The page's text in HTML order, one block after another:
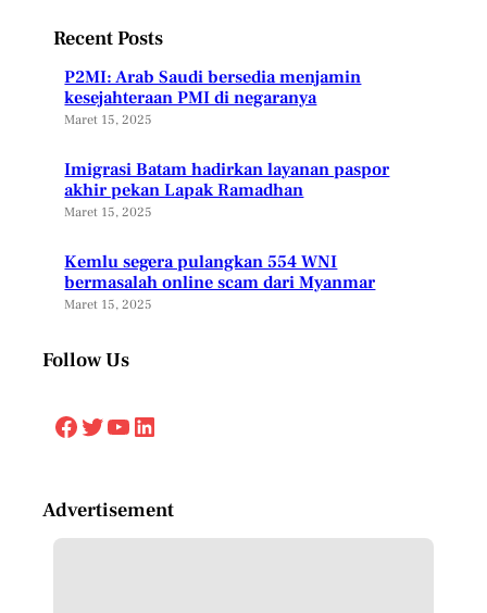
Recent Posts
P2MI: Arab Saudi bersedia menjamin
kesejahteraan PMI di negaranya
Maret 15, 2025
Imigrasi Batam hadirkan layanan paspor
akhir pekan Lapak Ramadhan
Maret 15, 2025
Kemlu segera pulangkan 554 WNI
bermasalah online scam dari Myanmar
Maret 15, 2025
Follow Us
Facebook Twitter YouTube LinkedIn
Advertisement